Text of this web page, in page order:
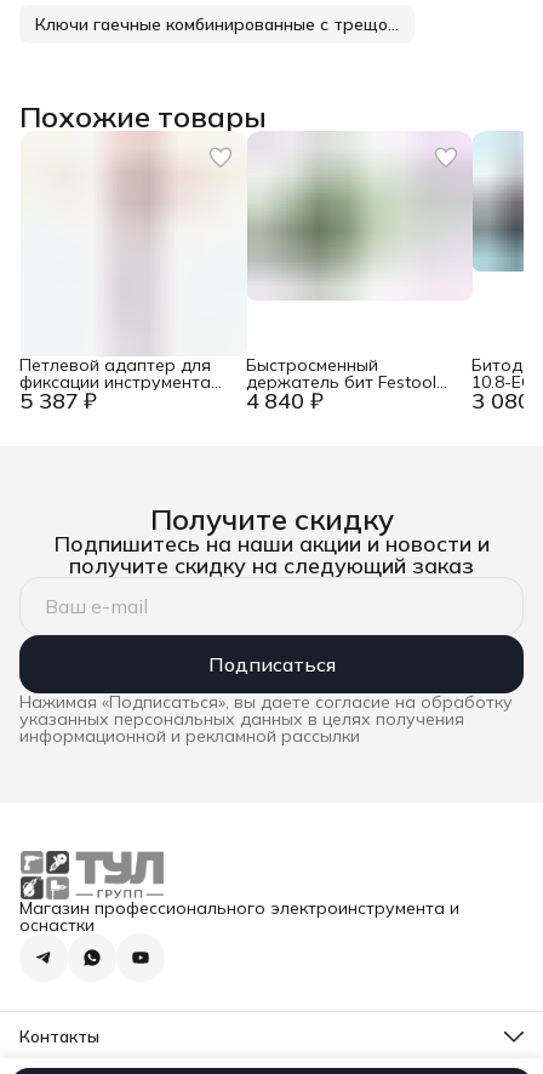
Ключи гаечные комбинированные с трещоткой
Похожие товары
5 387 ₽
Петлевой адаптер для
фиксации инструмента
Zur Werkzeug-
Absturzsicherung KN-
4 840 ₽
Быстросменный
держатель бит Festool
BHS 60 CE 3 080
10.8-EC
Получите скидку
Подпишитесь на наши акции и новости и
получите скидку на следующий заказ
Подписаться
Нажимая «Подписаться», вы даете согласие на обработку
указанных персональных данных в целях получения
информационной и рекламной рассылки
Магазин профессионального электроинструмента и
оснастки
Контакты
Адрес